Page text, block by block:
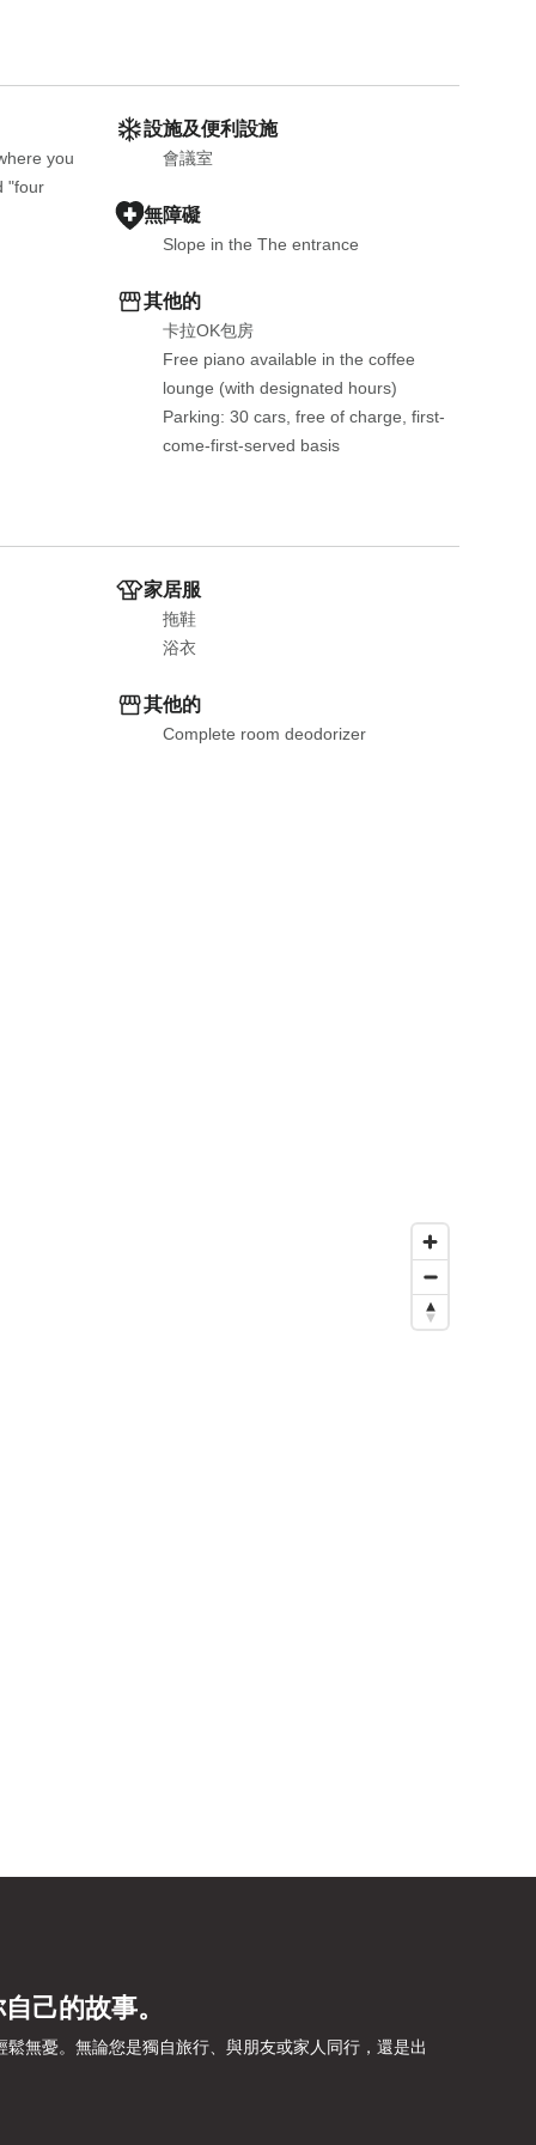
you
"four
設施及便利設施
會議室
無障礙
Slope in the The entrance
其他的
卡拉OK包房
Free piano available in the coffee
lounge (with designated hours)
Parking: 30 cars, free of charge, first-
come-first-served basis
家居服
拖鞋
浴衣
其他的
Complete room deodorizer
己的故事。
無憂。無論您是獨自旅行、與朋友或家人同行，還是出